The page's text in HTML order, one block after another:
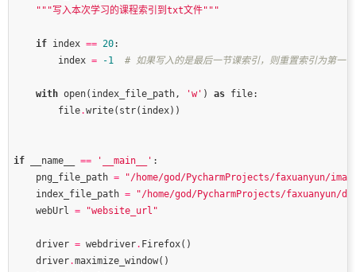
"""写入本次学习的课程索引到txt文件"""
if index == 20
        index
= -1 # 如果写入的是最后一节课索引，则重置索引为第一
with open(index_file_path, 'w' ) as
        file
.
if __name__ == '__main__'
    png_file_path
=
"/home/god/PycharmProjects/faxuanyun/
    index_file_path
=
"/home/god/PycharmProjects/faxuanyun/
    webUrl
= "website_url"
    driver
= webdriver.
    driver
.